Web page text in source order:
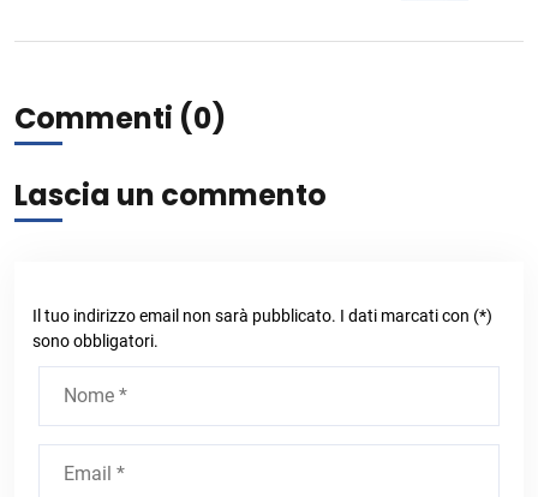
Commenti (0)
Lascia un commento
Il tuo indirizzo email non sarà pubblicato. I dati marcati con (*)
sono obbligatori.